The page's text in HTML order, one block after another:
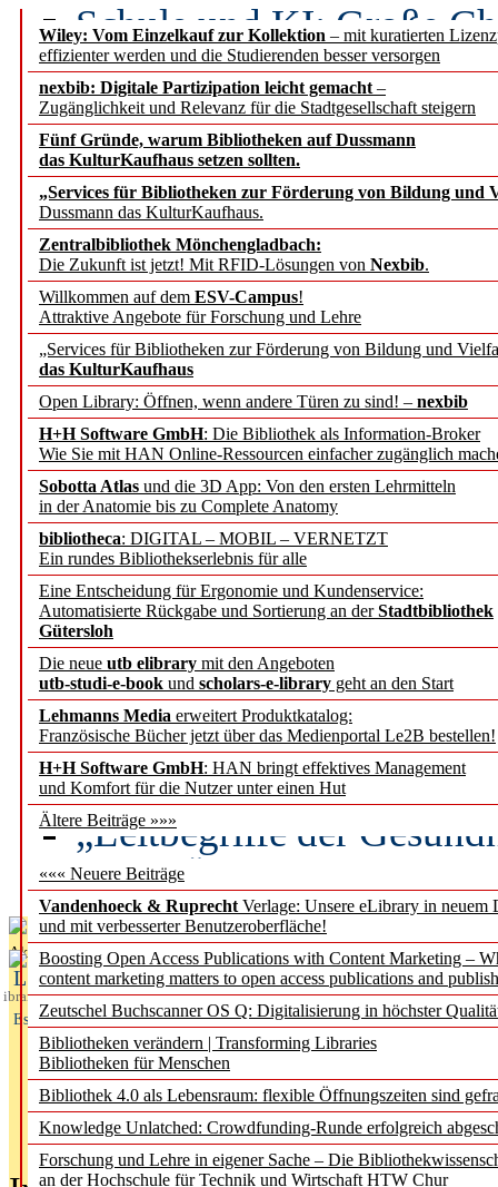
Wiley: Vom Einzelkauf zur Kollektion – mit kuratierten
effizienter werden und die Studierenden besser versorgen
nexbib: Digitale Partizipation leicht gemacht –
Zugänglichkeit und Relevanz für die Stadtgesellschaft steigern
Fünf Gründe, warum Bibliotheken auf Dussmann
das KulturKaufhaus setzen sollten.
„Services für Bibliotheken zur Förderung von Bildung und
Dussmann das KulturKaufhaus.
Zentralbibliothek Mönchengladbach:
Die Zukunft ist jetzt! Mit RFID-Lösungen von Nexbib.
Willkommen auf dem ESV-Campus!
Attraktive Angebote für Forschung und Lehre
„Services für Bibliotheken zur Förderung von Bildung und
das KulturKaufhaus
Open Library: Öffnen, wenn andere Türen zu sind! – nexbib
H+H Software GmbH: Die Bibliothek als Information-Broker
Wie Sie mit HAN Online-Ressourcen einfacher zugänglich
Sobotta Atlas und die 3D App: Von den ersten Lehrmitteln
in der Anatomie bis zu Complete Anatomy
bibliotheca: DIGITAL – MOBIL – VERNETZT
Ein rundes Bibliothekserlebnis für alle
Eine Entscheidung für Ergonomie und Kundenservice:
Automatisierte Rückgabe und Sortierung an derStadtbibliothek
Gütersloh
Die neue utb elibrary mit den Angeboten
utb-studi-e-book und scholars-e-library geht an den Start
Lehmanns Media erweitert Produktkatalog:
Französische Bücher jetzt über das Medienportal Le2B bestellen!
H+H Software GmbH: HAN bringt effektives Management
und Komfort für die Nutzer unter einen Hut
Ältere Beiträge »»»
««« Neuere Beiträge
Vandenhoeck & Ruprecht Verlage: Unsere eLibrary in neuem
und mit verbesserter Benutzeroberfläche!
Boosting Open Access Publications with Content Marketing –
content marketing matters to open access publications and
Zeutschel Buchscanner OS Q: Digitalisierung in höchster
Bibliotheken verändern | Transforming Libraries
Bibliotheken für Menschen
Bibliothek 4.0 als Lebensraum: flexible Öffnungszeiten sind
Knowledge Unlatched: Crowdfunding-Runde erfolgreich
Forschung und Lehre in eigener Sache – Die
an der Hochschule für Technik und Wirtschaft HTW Chur
Schule und KI: Große
Voraussetzungen
Erfolgreiches erstes
Segment Research –
angepasst
konstruktiv!
Mohr Siebeck
und die Zeitschrift für
Francke Attempto
EBSCO Information
Recherchefunktionen in
Sorbisches Institut neu
Geschichte und
Künstliche Intelligenz
besser zu verstehen
„Leitbegriffe der
des BIÖG erscheinen
Aktuelles aus
L
ibrary
Essentials